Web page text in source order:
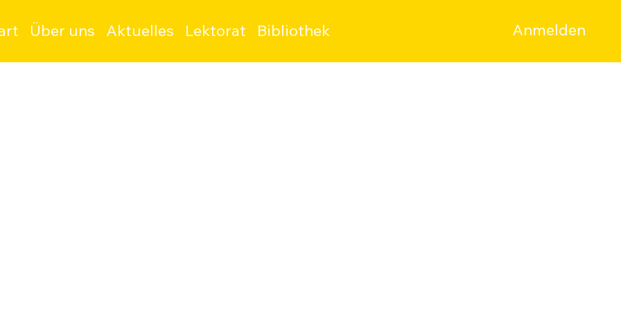
Anmelden
Über uns Aktuelles Lektorat Bibliothek